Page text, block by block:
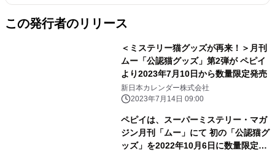
この発行者のリリース
＜ミステリー猫グッズが再来！＞月刊
ムー「公認猫グッズ」第2弾が ペピイ
より2023年7月10日から数量限定発売
新日本カレンダー株式会社
2023年7月14日 09:00
ペピイは、スーパーミステリー・マガ
ジン月刊「ムー」にて 初の「公認猫グ
ッズ」を2022年10月6日に数量限定で